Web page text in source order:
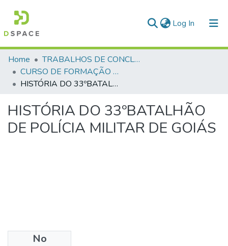
Log In (current)
Communities & Collections
All of DSpace
Home
TRABALHOS DE CONCLUSÃO DE CURSO - CFP (CURSO DE FORMAÇÃO DE PRAÇAS)
CURSO DE FORMAÇÃO DE PRAÇAS - CFP - 2023
HISTÓRIA DO 33ºBATALHÃO DE POLÍCIA MILITAR DE GOIÁS
HISTÓRIA DO 33ºBATALHÃO
DE POLÍCIA MILITAR DE GOIÁS
No